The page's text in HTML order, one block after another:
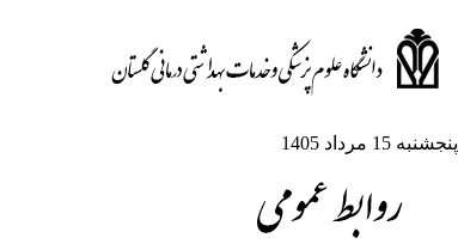
پنجشنبه 15 مرداد 1405